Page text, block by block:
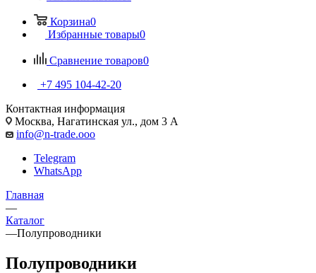
Корзина0
Избранные товары0
Сравнение товаров0
+7 495 104-42-20
Контактная информация
Москва, Нагатинская ул., дом 3 А
info@n-trade.ooo
Telegram
WhatsApp
Главная
—
Каталог
—Полупроводники
Полупроводники